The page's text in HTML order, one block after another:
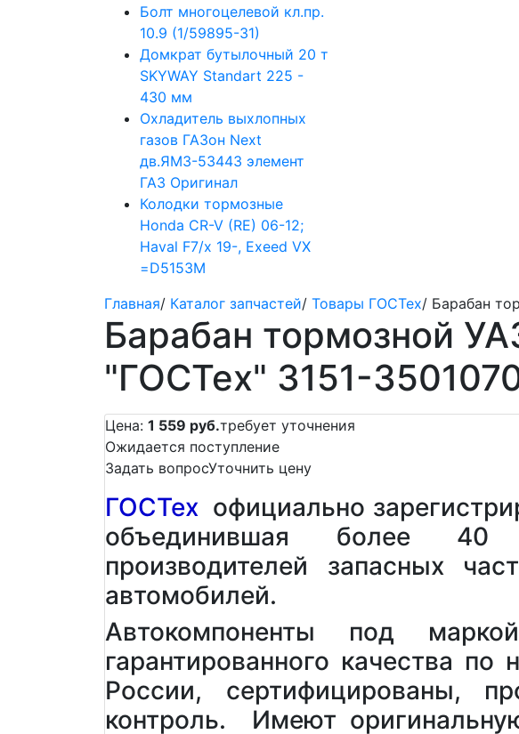
Болт многоцелевой кл.пр.
10.9 (1/59895-31)
Домкрат бутылочный 20 т
SKYWAY Standart 225 -
430 мм
Охладитель выхлопных
газов ГАЗон Next
дв.ЯМЗ-53443 элемент
ГАЗ Оригинал
Колодки тормозные
Honda CR-V (RE) 06-12;
Haval F7/x 19-, Exeed VX
=D5153M
Главная/ Каталог запчастей/ Товары ГОСТех/ Барабан
Барабан тормозной
"ГОСТех" 3151-
Цена: 1 559 руб.требует уточнения
Ожидается поступление
Задать вопросУточнить цену
ГОСТех официально
объединившая более 40
производителей запасных
автомобилей.
Автокомпоненты под
гарантированного качества
России, сертифицированы,
контроль. Имеют